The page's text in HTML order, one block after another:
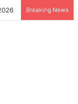
Breaking News